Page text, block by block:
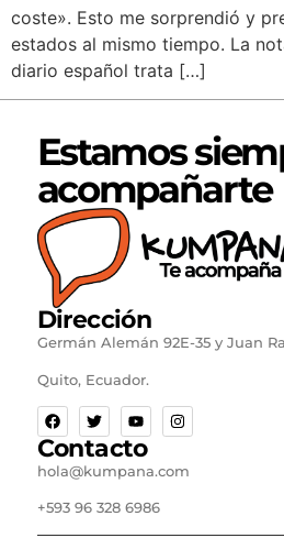
coste». Esto me sorprendió y
estados al mismo tiempo. La
diario español trata […]
Estamos
acompañarte
Dirección
Germán Alemán 92E-35 y Juan
Quito, Ecuador.
Contacto
hola@kumpana.com
+593 96 328 6986